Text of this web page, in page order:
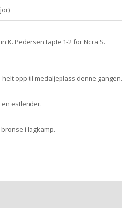
K. Pedersen tapte 1-2 for Nora S.
helt opp til medaljeplass denne gangen.
en estlender.
i lagkamp.